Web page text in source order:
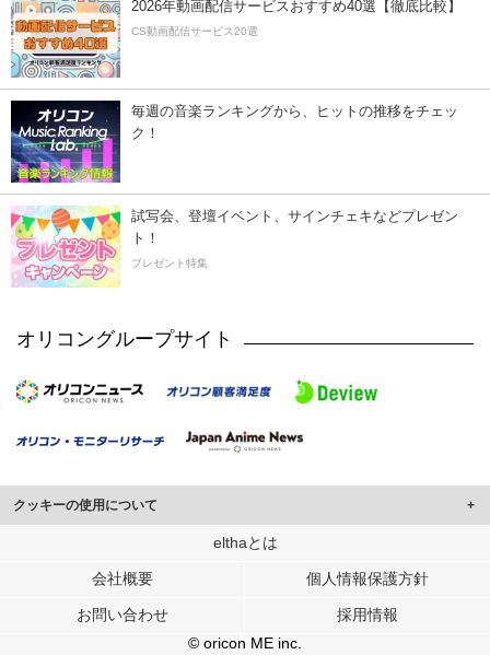
2026年動画配信サービスおすすめ40選【徹底比較】
CS動画配信サービス20選
毎週の音楽ランキングから、ヒットの推移をチェッ
ク！
試写会、登壇イベント、サインチェキなどプレゼン
ト！
プレゼント特集
オリコングループサイト
クッキーの使用について
このサイトでは Cookie を使用して、ユーザーに合わせたコンテンツや広告の
行っています。
メディアや広告配信、データ解析の各パートナーに提供しています。
各パートナーは、この情報とユーザーが各パートナーに提供した他の情報や、
elthaとは
会社概要 個人情報保護方針
お問い合わせ
採用情報
© oricon ME inc.